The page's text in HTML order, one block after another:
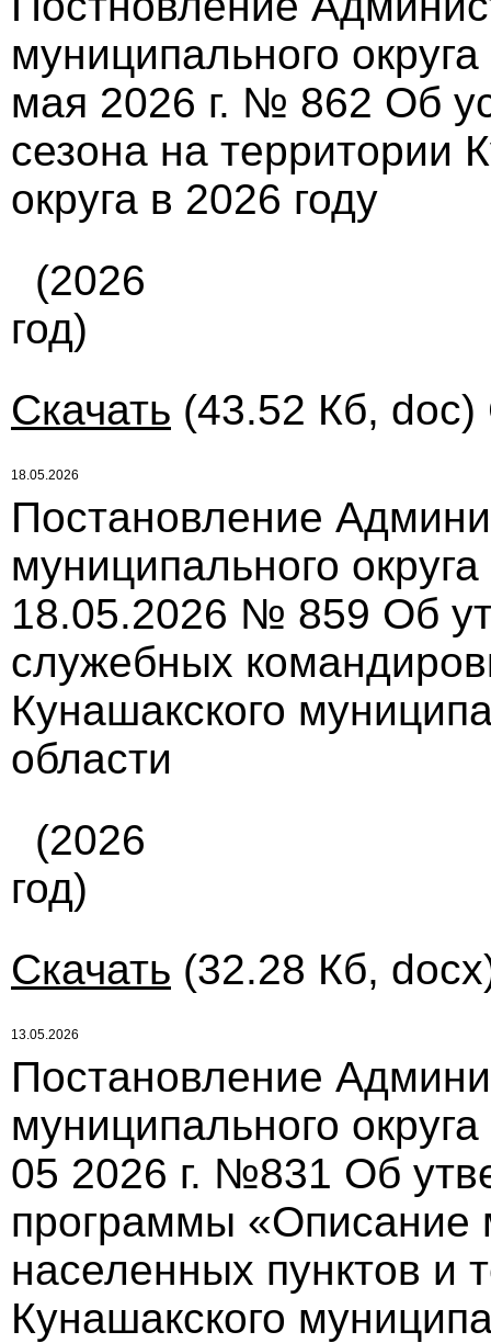
муниципального
мая 2026 г. № 862 Об
сезона на территории
округа в 2026 году
(2026
год)
Скачать (43.52 Кб, doc)
18.05.2026
Постановление
муниципального
18.05.2026 № 859 Об
служебных
Кунашакского
области
(2026
год)
Скачать (32.28 Кб,
13.05.2026
Постановление
муниципального
05 2026 г. №831 Об
программы «Описание
населенных пунктов и
Кунашакского